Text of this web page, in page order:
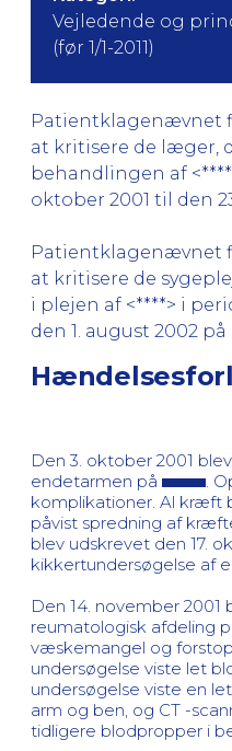
Vejledende og
(før 1/1-2011)
Patientklagenævnet
at kritisere de læger,
behandlingen af
oktober 2001 til den
Patientklagenævnet
at kritisere de
i plejen af <****> i
den 1. august 2002 på
Den 3. oktober 2001 blev
endetarmen på
.
komplikationer. Al kræft
påvist spredning af
blev udskrevet den 17.
kikkertundersøgelse af
Den 14. november 2001
reumatologisk afdeling
væskemangel og
undersøgelse viste let
undersøgelse viste en
arm og ben, og CT -
tidligere blodpropper i